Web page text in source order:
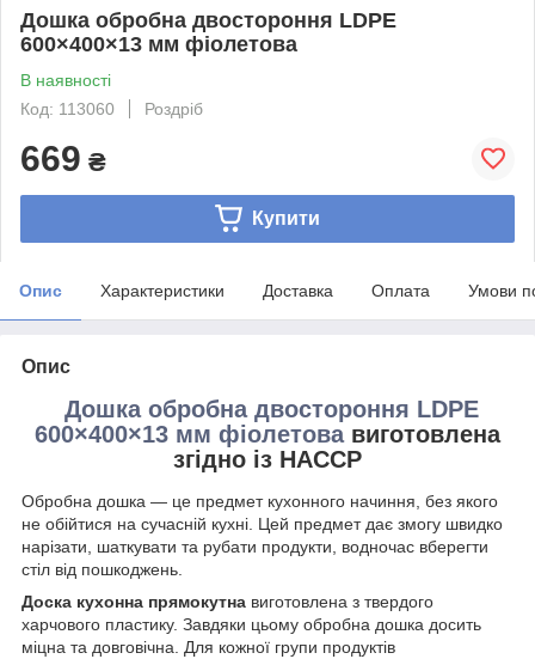
Дошка обробна двостороння LDPE
600×400×13 мм фіолетова
В наявності
Код: 113060
Роздріб
669 ₴
Купити
Опис Характеристики Доставка Оплата Умови
Опис
Дошка обробна двостороння LDPE
600×400×13 мм фіолетовавиготовлена
згідно із НАССР
Обробна дошка — це предмет кухонного начиння, без якого
не обійтися на сучасній кухні. Цей предмет дає змогу швидко
нарізати, шаткувати та рубати продукти, водночас вберегти
стіл від пошкоджень.
Доска кухонна прямокутна виготовлена з твердого
харчового пластику. Завдяки цьому обробна дошка досить
міцна та довговічна. Для кожної групи продуктів